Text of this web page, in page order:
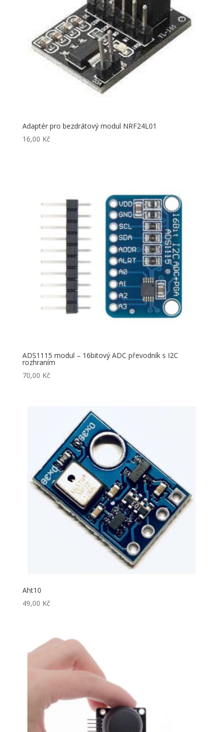
Adaptér pro bezdrátový modul NRF24L01
16,00 Kč
ADS1115 modul – 16bitový ADC převodník s I2C
rozhraním
70,00 Kč
Aht10
49,00 Kč